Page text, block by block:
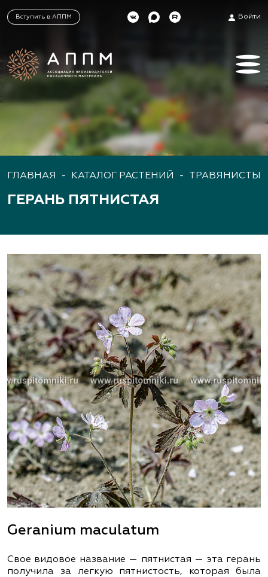
Вступить в АППМ Войти
ГЛАВНАЯ - КАТАЛОГ РАСТЕНИЙ -
ГЕРАНЬ ПЯТНИСТАЯ
Geranium maculatum
Свое видовое название — пятнистая — эта герань
получила за легкую пятнистость, которая была